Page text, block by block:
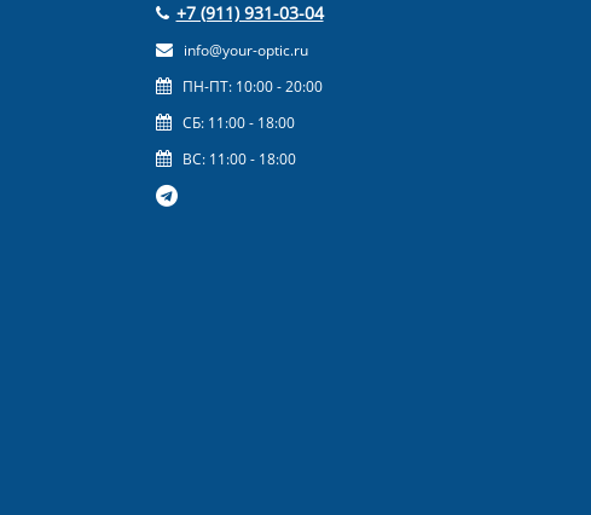
+7 (911) 931-03-04
info@your-optic.ru
ПН-ПТ: 10:00 - 20:00
СБ: 11:00 - 18:00
ВС: 11:00 - 18:00